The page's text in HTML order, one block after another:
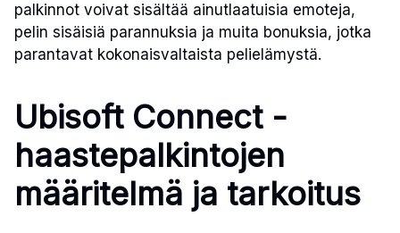
palkinnot voivat sisältää ainutlaatuisia emoteja,
pelin sisäisiä parannuksia ja muita bonuksia, jotka
parantavat kokonaisvaltaista pelielämystä.
Ubisoft Connect -
haastepalkintojen
määritelmä ja tarkoitus